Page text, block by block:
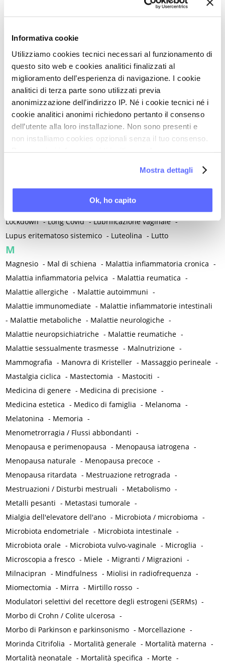
Informativa cookie
Utilizziamo cookies tecnici necessari al funzionamento di
questo sito web e cookies analitici finalizzati al
miglioramento dell’esperienza di navigazione. I cookie
analitici di terza parte sono utilizzati previa
anonimizzazione dell’indirizzo IP. Né i cookie tecnici né i
cookie analitici anonimi richiedono pertanto il consenso
dell’utente alla loro installazione. Non sono presenti e
non installiamo cookies opzionali senza il tuo consenso.
Mostra dettagli
Ok, ho capito
Intelligenza artificiale
Interruzione volontaria di gravidanza (IVG)
Intolleranza al glutine -Intolleranza al lattosio -
Intracrinologia -Invecchiamento -Iperalgesia - Allodinia
Iperalgesia viscero-viscerale -Iperlipidemia -
Iperplasia atipica e carcinoma dell'endometrio
Ipoestrogenismo -Ipotiroidismo - Isterectomia -Isteroscopia
L-carnitina -Laparoscopia -Lattobacilli -Lattoferrina -
-
Lockdown -Long Covid -Lubrificazione vaginale -
Lupus eritematoso sistemico - Luteolina - Lutto
M
Magnesio - Mal di schiena - Malattia infiammatoria cronica -
Malattia infiammatoria pelvica - Malattia reumatica -
Malattie allergiche - Malattie autoimmuni -
Malattie immunomediate - Malattie infiammatorie intestinali
- Malattie metaboliche - Malattie neurologiche -
Malattie neuropsichiatriche - Malattie reumatiche -
Malattie sessualmente trasmesse - Malnutrizione -
Mammografia - Manovra di Kristeller - Massaggio perineale -
Mastalgia ciclica - Mastectomia - Mastociti -
Medicina di genere - Medicina di precisione -
Medicina estetica - Medico di famiglia - Melanoma -
Melatonina - Memoria -
Menometrorragia / Flussi abbondanti -
Menopausa e perimenopausa - Menopausa iatrogena -
Menopausa naturale - Menopausa precoce -
Menopausa ritardata - Mestruazione retrograda -
Mestruazioni / Disturbi mestruali - Metabolismo -
Metalli pesanti - Metastasi tumorale -
Mialgia dell'elevatore dell'ano - Microbiota / microbioma -
Microbiota endometriale - Microbiota intestinale -
Microbiota orale - Microbiota vulvo-vaginale - Microglia -
Microscopia a fresco - Miele - Migranti / Migrazioni -
Milnacipran - Mindfulness - Miolisi in radiofrequenza -
Miomectomia - Mirra - Mirtillo rosso -
Modulatori selettivi del recettore degli estrogeni (SERMs) -
Morbo di Crohn / Colite ulcerosa -
Morbo di Parkinson e parkinsonismo - Morcellazione -
Morinda Citrifolia - Mortalità generale - Mortalità materna -
Mortalità neonatale - Mortalità specifica - Morte -